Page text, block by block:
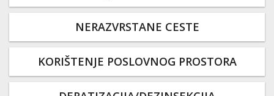
NERAZVRSTANE CESTE
KORIŠTENJE POSLOVNOG PROSTORA